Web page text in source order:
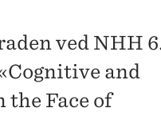
ved NHH
and
the Face of